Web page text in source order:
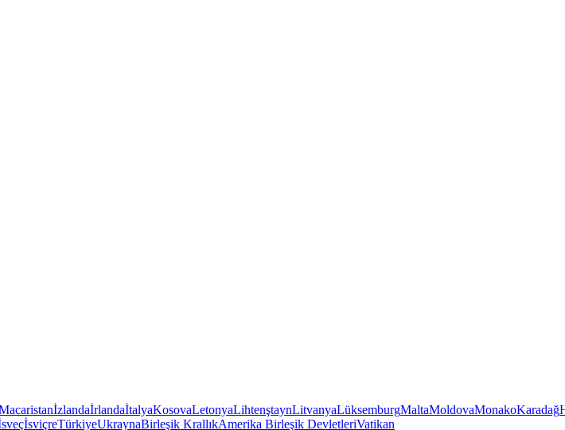
İzlandaİrlandaİtalyaKosovaLetonyaLihtenştaynLitvanyaLüksemburgMaltaMoldovaMonakoKaradağ
İsviçreTürkiyeUkraynaBirleşik KrallıkAmerika Birleşik DevletleriVatikan